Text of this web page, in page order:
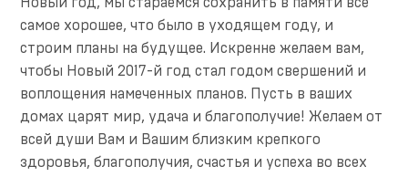
самое хорошее, что было в уходящем году, и
строим планы на будущее. Искренне желаем вам,
чтобы Новый 2017-й год стал годом свершений и
воплощения намеченных планов. Пусть в ваших
домах царят мир, удача и благополучие! Желаем от
всей души Вам и Вашим близким крепкого
здоровья, благополучия, счастья и успеха во всех